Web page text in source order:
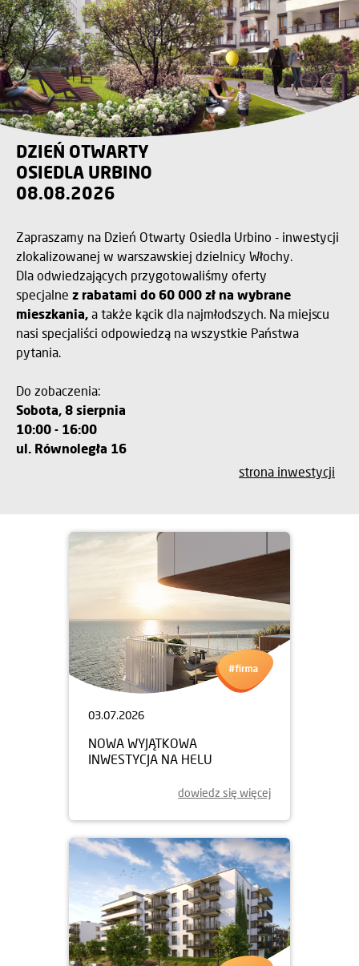
DZIEŃ OTWARTY
OSIEDLA URBINO
08.08.2026
Zapraszamy na Dzień Otwarty Osiedla Urbino - inwestycji
zlokalizowanej w warszawskiej dzielnicy Włochy.
Dla odwiedzających przygotowaliśmy oferty
specjalne z rabatami do 60 000 zł na wybrane
mieszkania, a także kącik dla najmłodszych. Na miejscu
nasi specjaliści odpowiedzą na wszystkie Państwa
pytania.
Do zobaczenia:
Sobota, 8 sierpnia
10:00 - 16:00
ul. Równoległa 16
strona inwestycji
03.07.2026
NOWA WYJĄTKOWA
INWESTYCJA NA HELU
dowiedz się więcej